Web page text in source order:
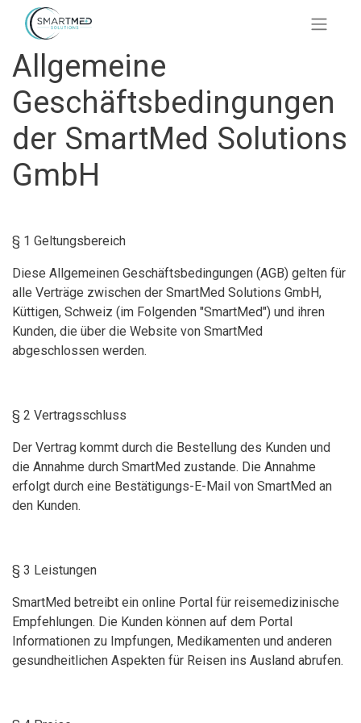
Allgemeine
Geschäftsbedingungen
der SmartMed Solutions
GmbH
§ 1 Geltungsbereich
Diese Allgemeinen Geschäftsbedingungen (AGB) gelten für
alle Verträge zwischen der SmartMed Solutions GmbH,
Küttigen, Schweiz (im Folgenden "SmartMed") und ihren
Kunden, die über die Website von SmartMed
abgeschlossen werden.
§ 2 Vertragsschluss
Der Vertrag kommt durch die Bestellung des Kunden und
die Annahme durch SmartMed zustande. Die Annahme
erfolgt durch eine Bestätigungs-E-Mail von SmartMed an
den Kunden.
§ 3 Leistungen
SmartMed betreibt ein online Portal für reisemedizinische
Empfehlungen. Die Kunden können auf dem Portal
Informationen zu Impfungen, Medikamenten und anderen
gesundheitlichen Aspekten für Reisen ins Ausland abrufen.